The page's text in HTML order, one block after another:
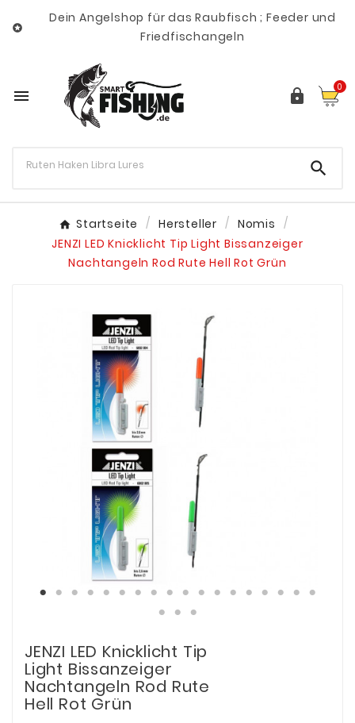

Dein Angelshop für das Raubfisch ; Feeder und
Friedfischangeln
  0

Startseite Hersteller
Nomis
JENZI LED Knicklicht Tip Light Bissanzeiger
Nachtangeln Rod Rute Hell Rot Grün
JENZI LED Knicklicht Tip
Light Bissanzeiger
Nachtangeln Rod Rute
Hell Rot Grün